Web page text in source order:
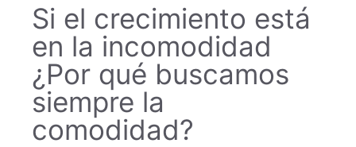
Si el crecimiento está
en la incomodidad
¿Por qué buscamos
siempre la
comodidad?